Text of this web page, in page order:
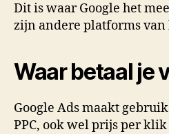
Dit is waar Google het
zijn andere platforms
Waar betaal je
Google Ads maakt
PPC, ook wel prijs per